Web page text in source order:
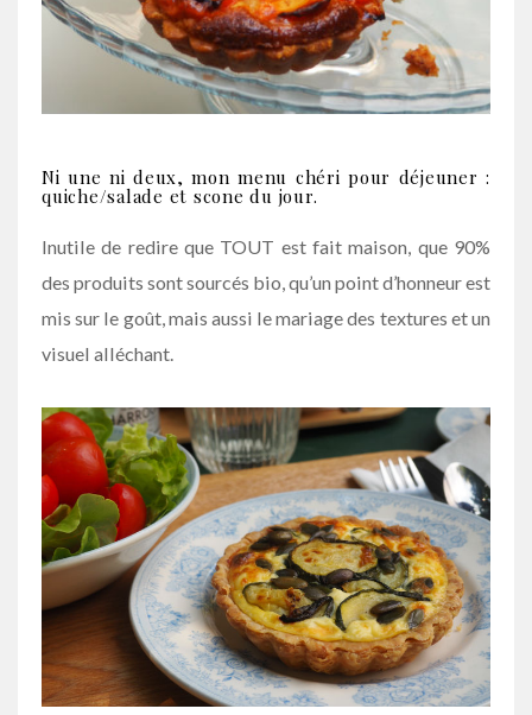
Ni une ni deux, mon menu chéri pour déjeuner :
quiche/salade et scone du jour.
Inutile de redire que TOUT est fait maison, que 90%
des produits sont sourcés bio, qu’un point d’honneur est
mis sur le goût, mais aussi le mariage des textures et un
visuel alléchant.